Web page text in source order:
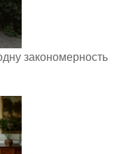
закономерность